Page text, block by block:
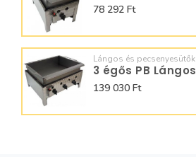
78 292 Ft
Lángos és pecsenyesütők
139 030 Ft